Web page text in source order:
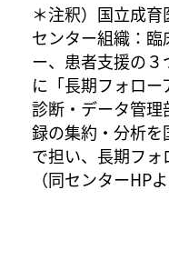
＊注釈）国立成
センター組織：
ー、患者支援の
に「長期フォロ
診断・データ管理
録の集約・分析
で担い、長期フォ
（同センターHP